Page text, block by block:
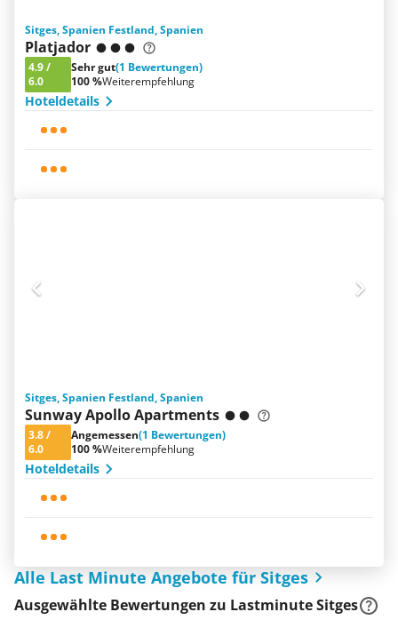
Sitges, Spanien Festland, Spanien
Platjador
4.9/
6.0
Sehr gut(1 Bewertungen)
100 %Weiterempfehlung
Hoteldetails
Sitges, Spanien Festland, Spanien
Sunway Apollo Apartments
3.8/
6.0
Angemessen(1 Bewertungen)
100 %Weiterempfehlung
Hoteldetails
Alle Last Minute Angebote für Sitges
Ausgewählte Bewertungen zu Lastminute Sitges